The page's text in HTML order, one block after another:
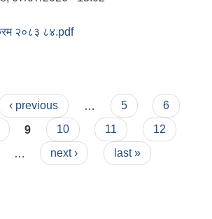
२०८३ ८४.pdf
‹ previous 5
6
9 10 11
12
next › last »